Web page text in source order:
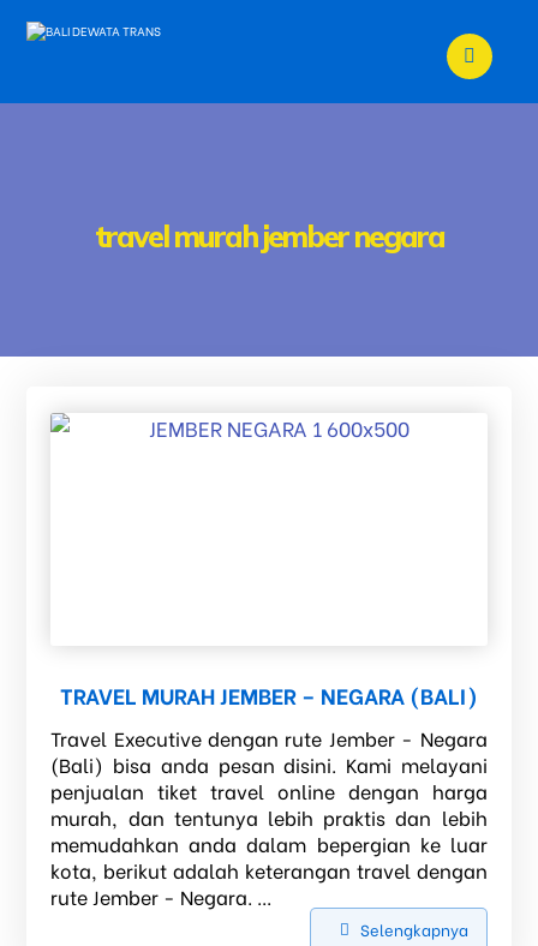
travel murah jember negara
TRAVEL MURAH JEMBER – NEGARA (BALI)
Travel Executive dengan rute Jember - Negara
(Bali) bisa anda pesan disini. Kami melayani
penjualan tiket travel online dengan harga
murah, dan tentunya lebih praktis dan lebih
memudahkan anda dalam bepergian ke luar
kota, berikut adalah keterangan travel dengan
rute Jember - Negara. ...
Selengkapnya